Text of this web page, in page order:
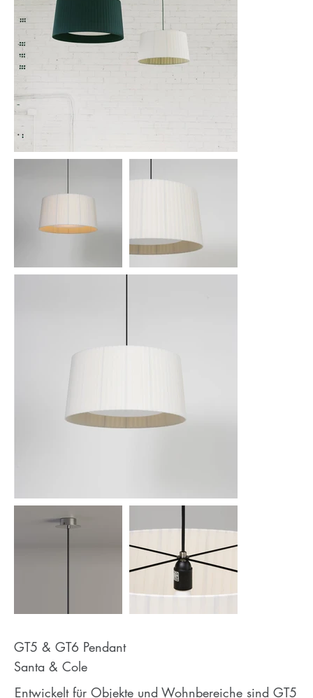
GT5 & GT6 Pendant
Santa & Cole
Entwickelt für Objekte und Wohnbereiche sind GT5